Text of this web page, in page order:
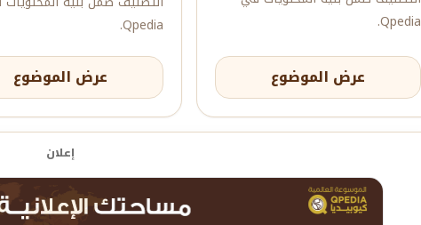
Qpedia.
عرض الموضوع
Qpedia.
عرض الموضوع
إعلان